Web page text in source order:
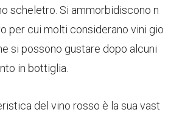
scheletro. Si ammorbidiscono n
per cui molti considerano vini gio
si possono gustare dopo alcuni
in bottiglia.
del vino rosso è la sua vast